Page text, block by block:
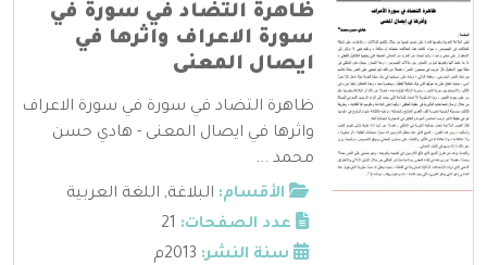
ظاهرة التضاد في سورة في
سورة الاعراف واثرها في
ايصال المعنى
ظاهرة التضاد في سورة في سورة الاعراف
واثرها في ايصال المعنى - هادي حسن
محمد ...
الأقسام: البلاغة, اللغة العربية
عدد الصفحات:
سنة النشر: